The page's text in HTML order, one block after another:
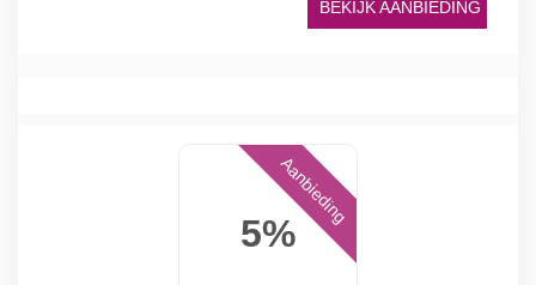
BEKIJK AANBIEDING
5%
Aanbieding